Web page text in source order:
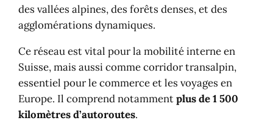
des vallées alpines, des forêts denses, et des
agglomérations dynamiques.
Ce réseau est vital pour la mobilité interne en
Suisse, mais aussi comme corridor transalpin,
essentiel pour le commerce et les voyages en
Europe. Il comprend notammentplus de 1 500
kilomètres d’autoroutes.